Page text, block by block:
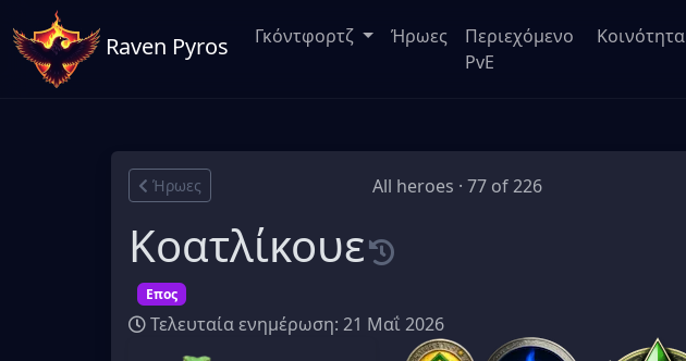
Raven Pyros Γκόντφορτζ Ήρωες
Περιεχόμενο
PvE
Κοινότητα
Ήρωες All heroes · 77 of 226
Κοατλίκουε
Επος
Τελευταία ενημέρωση: 21 Μαΐ 2026